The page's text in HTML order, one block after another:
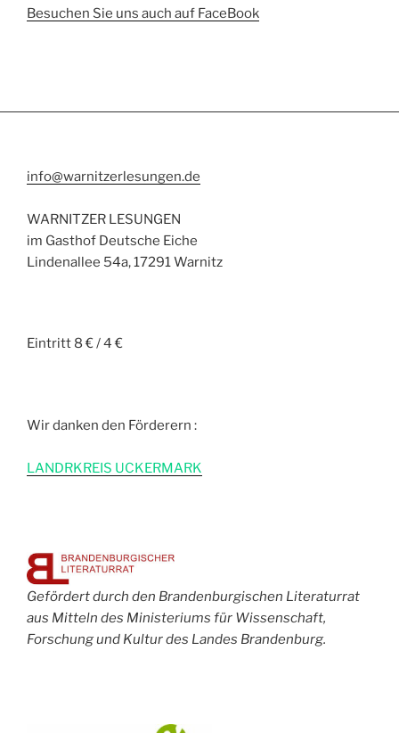
Besuchen Sie uns auch auf FaceBook
info@warnitzerlesungen.de
WARNITZER LESUNGEN
im Gasthof Deutsche Eiche
Lindenallee 54a, 17291 Warnitz
Eintritt 8 € / 4 €
Wir danken den Förderern :
LANDRKREIS UCKERMARK
Gefördert durch den Brandenburgischen Literaturrat
aus Mitteln des Ministeriums für Wissenschaft,
Forschung und Kultur des Landes Brandenburg.